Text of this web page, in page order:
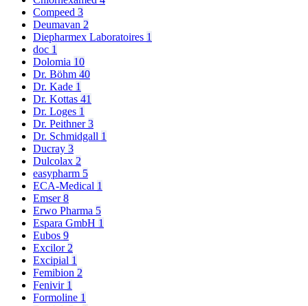
Compeed 3
Deumavan 2
Diepharmex Laboratoires 1
doc 1
Dolomia 10
Dr. Böhm 40
Dr. Kade 1
Dr. Kottas 41
Dr. Loges 1
Dr. Peithner3
Dr. Schmidgall 1
Ducray 3
Dulcolax 2
easypharm 5
ECA-Medical 1
Emser8
Erwo Pharma 5
Espara GmbH 1
Eubos 9
Excilor2
Excipial 1
Femibion 2
Fenivir 1
Formoline 1